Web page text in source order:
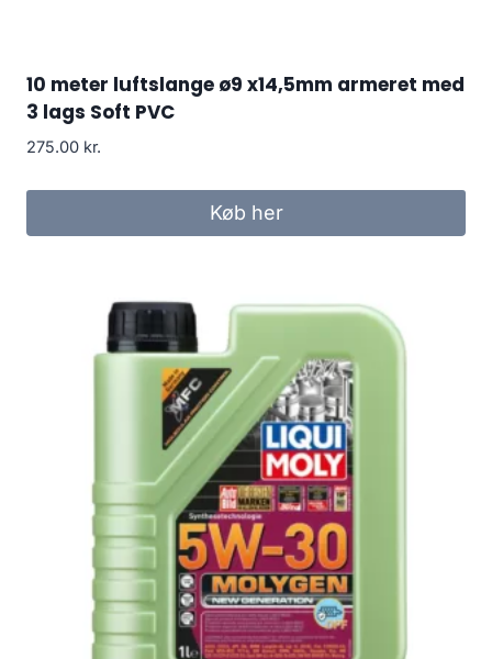
10 meter luftslange ø9 x14,5mm armeret med
3 lags Soft PVC
275.00 kr.
Køb her